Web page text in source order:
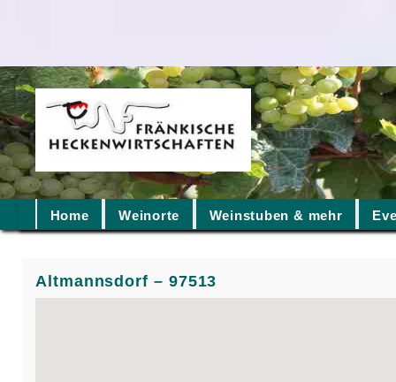
Home Weinorte Weinstuben & mehr
Altmannsdorf – 97513